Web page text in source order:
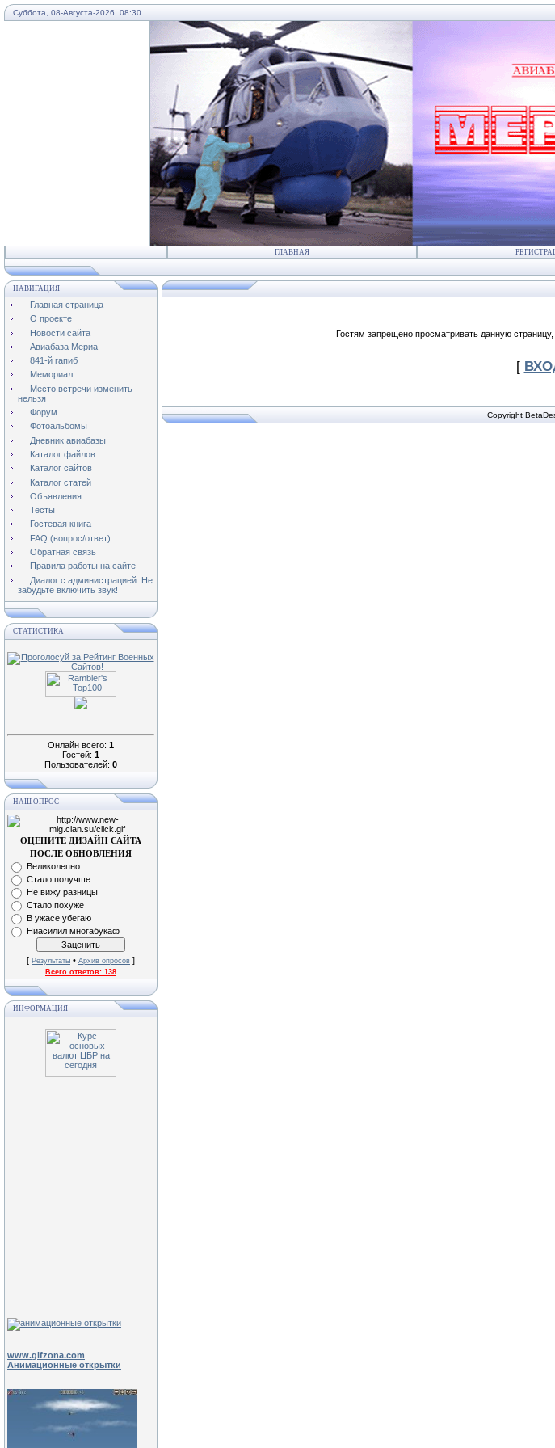
Суббота, 08-Августа-2026, 08:30
...
ГЛАВНАЯ
НАВИГАЦИЯ
Главная страница
О проекте
Новости сайта
Авиабаза Мериа
841-й гапиб
Мемориал
Место встречи изменить
нельзя
Форум
Фотоальбомы
Дневник авиабазы
Каталог файлов
Каталог сайтов
Каталог статей
Объявления
Тесты
Гостевая книга
FAQ (вопрос/ответ)
Обратная связь
Правила работы на сайте
Диалог с администрацией. Не
забудьте включить звук!
СТАТИСТИКА
Онлайн всего: 1
Гостей: 1
Пользователей: 0
НАШ ОПРОС
ОЦЕНИТЕ ДИЗАЙН САЙТА
ПОСЛЕ ОБНОВЛЕНИЯ
Великолепно
Стало получше
Не вижу разницы
Стало похуже
В ужасе убегаю
Ниасилил многабукаф
[ Результаты • Архив опросов ]
Всего ответов: 138
ИНФОРМАЦИЯ
www.gifzona.com
Анимационные открытки
Гостям запрещено просматривать данную страницу,
[
Copyright